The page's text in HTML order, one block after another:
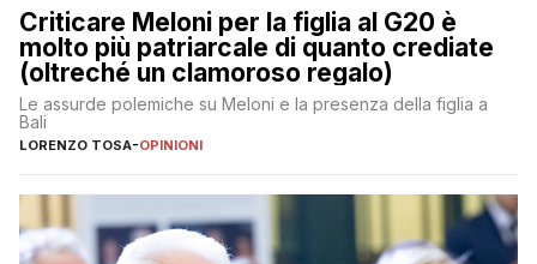
Criticare Meloni per la figlia al G20 è
molto più patriarcale di quanto crediate
(oltreché un clamoroso regalo)
Le assurde polemiche su Meloni e la presenza della figlia a
Bali
LORENZO TOSA-OPINIONI